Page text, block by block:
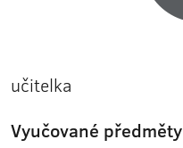
učitelka
Vyučované předměty